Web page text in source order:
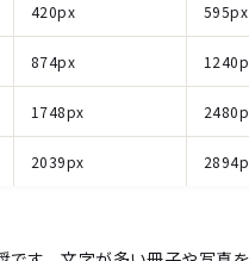
420px 595px
874px
1748px
2039px